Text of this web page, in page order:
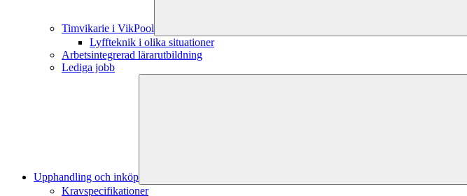
Timvikarie i VikPool
Lyffteknik i olika situationer
Arbetsintegrerad lärarutbildning
Lediga jobb
Upphandling och inköp
Kravspecifikationer